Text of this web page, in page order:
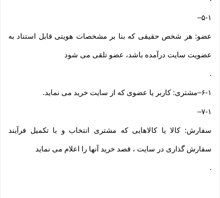
۵-۱–
عضو: هر شخص حقیقی که بنا بر مشخصات هویتی قابل استناد به
عضویت سایت درآمده باشد، عضو تلقی می شود
.
۶-۱–مشتری: کاربر یا عضوی که از سایت خرید می نماید.
۷-۱–
سفارش: کالا یا کالاهایی که مشتری انتخاب و با تکمیل فرآیند
سفارش گذاری در سایت ، قصد خرید آنها را اعلام می نماید
.